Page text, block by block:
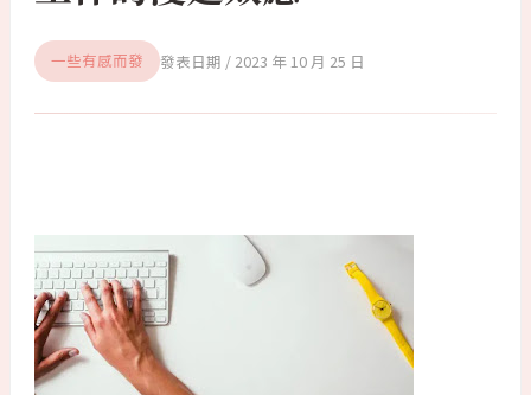
一些有感而發 2023 年 10 月 25 日